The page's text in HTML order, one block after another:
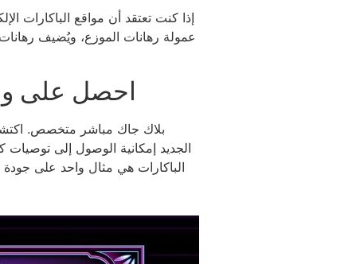
إذا كنت تعتقد أن مواقع الباكارات
احصل على
بلاك جاك مباشر متخصص.